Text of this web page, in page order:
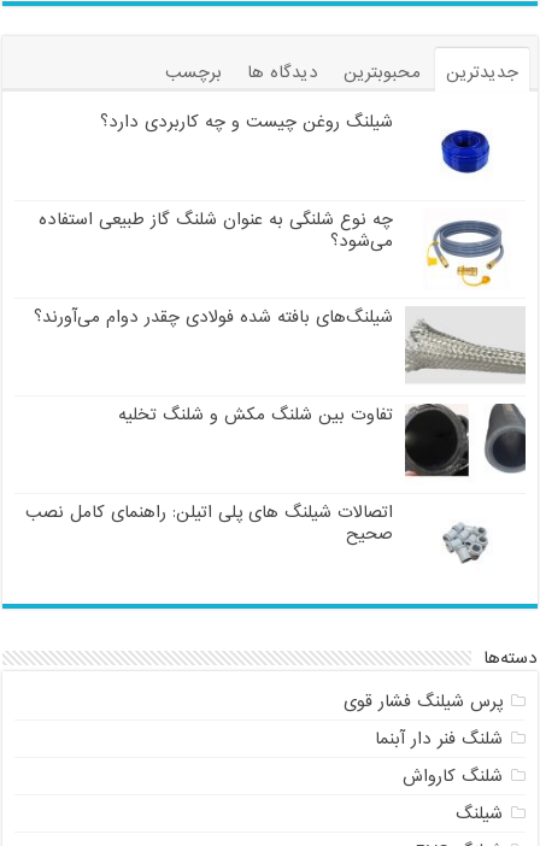
جدیدترین محبوبترین دیدگاه ها
برچسب
شیلنگ روغن چیست و چه کاربردی دارد؟
چه نوع شلنگی به عنوان شلنگ گاز طبیعی استفاده
می‌شود؟
شیلنگ‌های بافته شده فولادی چقدر دوام می‌آورند؟
تفاوت بین شلنگ مکش و شلنگ تخلیه
اتصالات شیلنگ های پلی اتیلن: راهنمای کامل نصب
صحیح
دسته‌ها
پرس شیلنگ فشار قوی
شلنگ فنر دار آبنما
شلنگ کارواش
شیلنگ